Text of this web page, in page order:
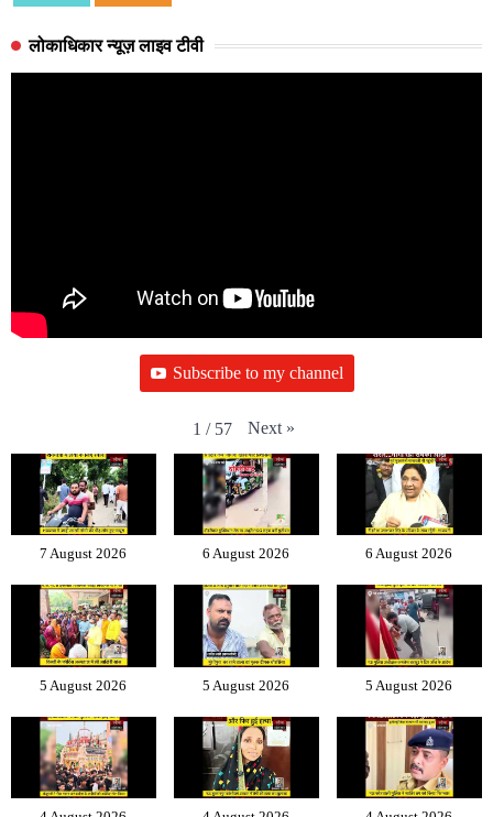
लोकाधिकार न्यूज़ लाइव टीवी
Subscribe to my channel
1 / 57 Next »
7 August 2026 6 August 2026 6 August 2026
5 August 2026 5 August 2026 5 August 2026